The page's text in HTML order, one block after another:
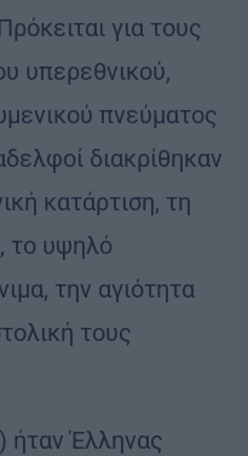
για τους
υπερεθνικού,
πνεύματος
διακρίθηκαν
κατάρτιση, τη
το υψηλό
την αγιότητα
τους
ήταν Έλληνας